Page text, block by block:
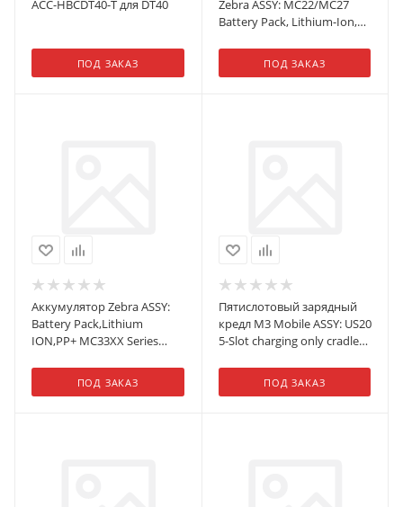
ACC-HBCDT40-T для DT40
ПОД ЗАКАЗ
Zebra ASSY: MC22/MC27
Battery Pack, Lithium-Ion,
Capacity, 3500mAh, 10-Pack
ПОД ЗАКАЗ
Аккумулятор Zebra ASSY:
Battery Pack,Lithium
ION,PP+ MC33XX Series
QTY-10
ПОД ЗАКАЗ
Пятислотовый зарядный
кредл M3 Mobile ASSY: US20
5-Slot charging only cradle
Requires power supply
(US20-PWSP-5XX; sold
ПОД ЗАКАЗ